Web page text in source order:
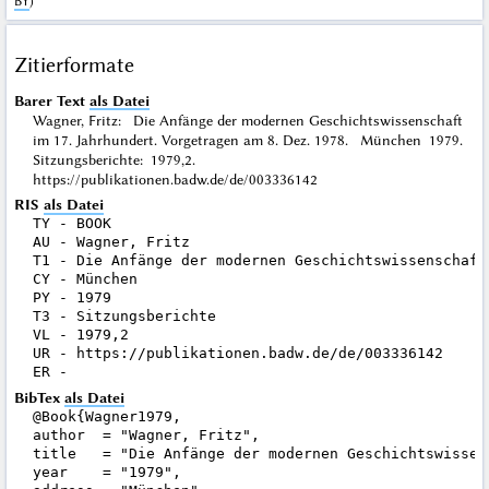
Zitierformate
Barer Text als Datei
Wagner, Fritz: Die Anfänge der modernen Geschichtswissenschaft
im 17. Jahrhundert. Vorgetragen am 8. Dez. 1978. München 1979.
Sitzungsberichte: 1979,2.
https://publikationen.badw.de/de/003336142
RIS als Datei
TY - BOOK
AU - Wagner, Fritz
T1 - Die Anfänge der modernen
CY - München
PY - 1979
T3 - Sitzungsberichte
VL - 1979,2
UR - https://publikationen.badw.de/de/003336142
BibTex als Datei
@Book{Wagner1979,
author  = "Wagner, Fritz",
title   = "Die Anfänge der modernen
year    = "1979",